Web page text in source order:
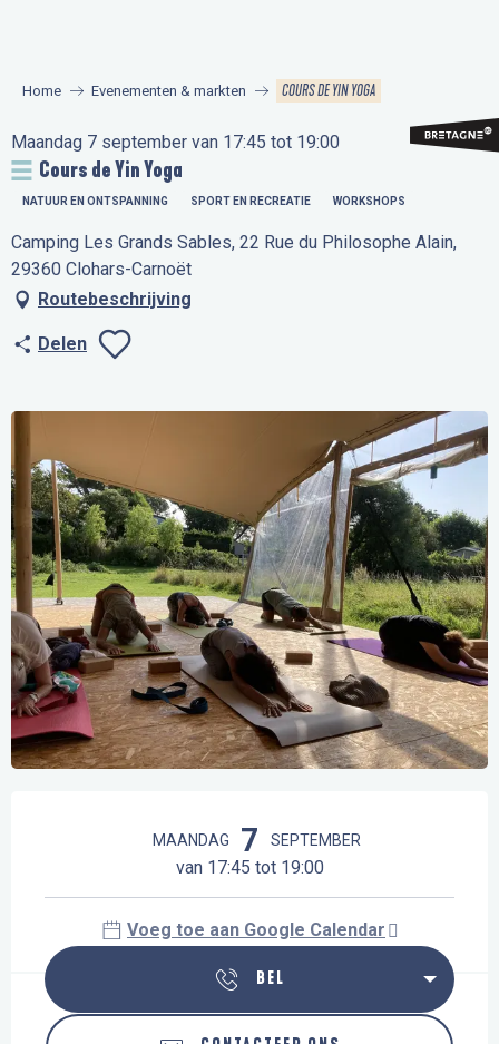
principal
Home Evenementen & markten COURS DE YIN YOGA
Maandag 7 september van 17:45 tot 19:00
Cours de Yin Yoga
NATUUR EN ONTSPANNING SPORT EN RECREATIE WORKSHOPS
Camping Les Grands Sables, 22 Rue du Philosophe Alain,
29360 Clohars-Carnoët
Routebeschrijving
Delen
MAANDAG 7 SEPTEMBER
van 17:45 tot 19:00
Voeg toe aan Google Calendar
BEL